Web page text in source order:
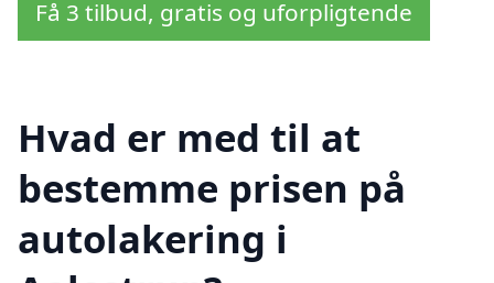
Få 3 tilbud, gratis og uforpligtende
Hvad er med til at
bestemme prisen på
autolakering i